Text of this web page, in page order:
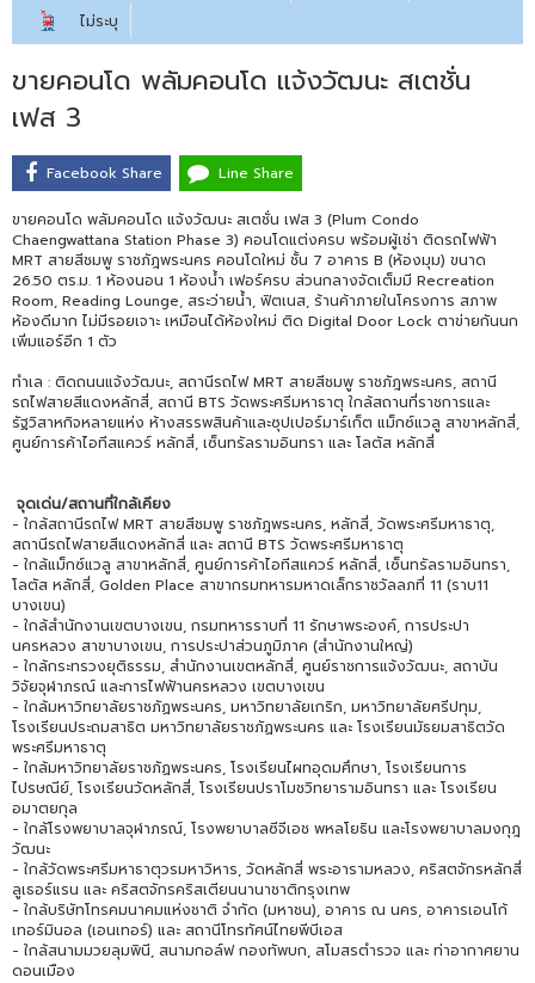
ไม่ระบุ
ขายคอนโด พลัมคอนโด แจ้งวัฒนะ สเตชั่น
เฟส 3
Facebook Share Line Share
ขายคอนโด พลัมคอนโด แจ้งวัฒนะ สเตชั่น เฟส 3 (Plum Condo
Chaengwattana Station Phase 3) คอนโดแต่งครบ พร้อมผู้เช่า ติดรถไฟฟ้า
MRT สายสีชมพู ราชภัฎพระนคร คอนโดใหม่ ชั้น 7 อาคาร B (ห้องมุม) ขนาด
26.50 ตร.ม. 1 ห้องนอน 1 ห้องน้ำ เฟอร์ครบ ส่วนกลางจัดเต็มมี Recreation
Room, Reading Lounge, สระว่ายน้ำ, ฟิตเนส, ร้านค้าภายในโครงการ สภาพ
ห้องดีมาก ไม่มีรอยเจาะ เหมือนได้ห้องใหม่ ติด Digital Door Lock ตาข่ายกันนก
เพิ่มแอร์อีก 1 ตัว
ทำเล : ติดถนนแจ้งวัฒนะ, สถานีรถไฟ MRT สายสีชมพู ราชภัฎพระนคร, สถานี
รถไฟสายสีแดงหลักสี่, สถานี BTS วัดพระศรีมหาธาตุ ใกล้สถานที่ราชการและ
รัฐวิสาหกิจหลายแห่ง ห้างสรรพสินค้าและซุปเปอร์มาร์เก็ต แม็กซ์แวลู สาขาหลักสี่,
ศูนย์การค้าไอทีสแควร์ หลักสี่, เซ็นทรัลรามอินทรา และ โลตัส หลักสี่
จุดเด่น/สถานที่ใกล้เคียง
- ใกล้สถานีรถไฟ MRT สายสีชมพู ราชภัฎพระนคร, หลักสี่, วัดพระศรีมหาธาตุ,
สถานีรถไฟสายสีแดงหลักสี่ และ สถานี BTS วัดพระศรีมหาธาตุ
- ใกล้แม็กซ์แวลู สาขาหลักสี่, ศูนย์การค้าไอทีสแควร์ หลักสี่, เซ็นทรัลรามอินทรา,
โลตัส หลักสี่, Golden Place สาขากรมทหารมหาดเล็กราชวัลลภที่ 11 (ราบ11
บางเขน)
- ใกล้สำนักงานเขตบางเขน, กรมทหารราบที่ 11 รักษาพระองค์, การประปา
นครหลวง สาขาบางเขน, การประปาส่วนภูมิภาค (สำนักงานใหญ่)
- ใกล้กระทรวงยุติธรรม, สำนักงานเขตหลักสี่, ศูนย์ราชการแจ้งวัฒนะ, สถาบัน
วิจัยจุฬาภรณ์ และการไฟฟ้านครหลวง เขตบางเขน
- ใกล้มหาวิทยาลัยราชภัฏพระนคร, มหาวิทยาลัยเกริก, มหาวิทยาลัยศรีปทุม,
โรงเรียนประถมสาธิต มหาวิทยาลัยราชภัฏพระนคร และ โรงเรียนมัธยมสาธิตวัด
พระศรีมหาธาตุ
- ใกล้มหาวิทยาลัยราชภัฏพระนคร, โรงเรียนไผทอุดมศึกษา, โรงเรียนการ
ไปรษณีย์, โรงเรียนวัดหลักสี่, โรงเรียนปราโมชวิทยารามอินทรา และ โรงเรียน
อมาตยกุล
- ใกล้โรงพยาบาลจุฬาภรณ์, โรงพยาบาลซีจีเอช พหลโยธิน และโรงพยาบาลมงกุฎ
วัฒนะ
- ใกล้วัดพระศรีมหาธาตุวรมหาวิหาร, วัดหลักสี่ พระอารามหลวง, คริสตจักรหลักสี่
ลูเธอร์แรน และ คริสตจักรคริสเตียนนานาชาติกรุงเทพ
- ใกล้บริษัทโทรคมนาคมแห่งชาติ จำกัด (มหาชน), อาคาร ณ นคร, อาคารเอนโก้
เทอร์มินอล (เอนเทอร์) และ สถานีโทรทัศน์ไทยพีบีเอส
- ใกล้สนามมวยลุมพินี, สนามกอล์ฟ กองทัพบก, สโมสรตำรวจ และ ท่าอากาศยาน
ดอนเมือง